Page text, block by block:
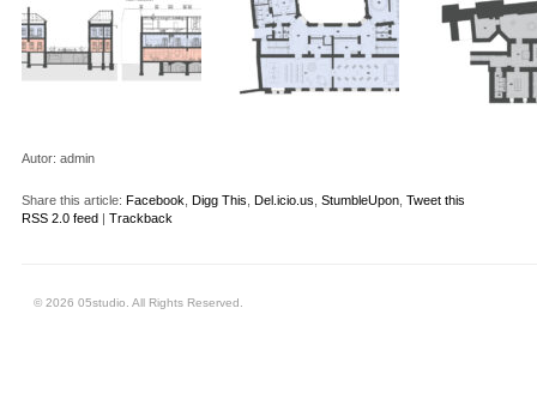
Autor: admin
Share this article: Facebook Digg This Del.icio.us StumbleUpon, Tweet this
RSS 2.0 feed| Trackback
© 2026 05studio. All Rights Reserved.